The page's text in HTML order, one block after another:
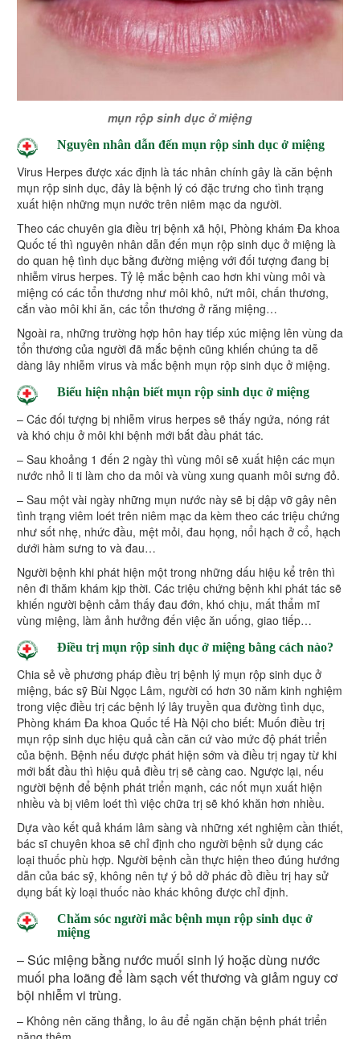
mụn rộp sinh dục ở miệng
Nguyên nhân dẫn đến mụn rộp sinh dục ở miệng
Virus Herpes được xác định là tác nhân chính gây là căn bệnh
mụn rộp sinh dục, đây là bệnh lý có đặc trưng cho tình trạng
xuất hiện những mụn nước trên niêm mạc da người.
Theo các chuyên gia điều trị bệnh xã hội, Phòng khám Đa khoa
Quốc tế thì nguyên nhân dẫn đến mụn rộp sinh dục ở miệng là
do quan hệ tình dục bằng đường miệng với đối tượng đang bị
nhiễm virus herpes. Tỷ lệ mắc bệnh cao hơn khi vùng môi và
miệng có các tổn thương như môi khô, nứt môi, chấn thương,
cắn vào môi khi ăn, các tổn thương ở răng miệng…
Ngoài ra, những trường hợp hôn hay tiếp xúc miệng lên vùng da
tổn thương của người đã mắc bệnh cũng khiến chúng ta dễ
dàng lây nhiễm virus và mắc bệnh mụn rộp sinh dục ở miệng.
Biểu hiện nhận biết mụn rộp sinh dục ở miệng
– Các đối tượng bị nhiễm virus herpes sẽ thấy ngứa, nóng rát
và khó chịu ở môi khi bệnh mới bắt đầu phát tác.
– Sau khoảng 1 đến 2 ngày thì vùng môi sẽ xuất hiện các mụn
nước nhỏ li ti làm cho da môi và vùng xung quanh môi sưng đỏ.
– Sau một vài ngày những mụn nước này sẽ bị dập vỡ gây nên
tình trạng viêm loét trên niêm mạc da kèm theo các triệu chứng
như sốt nhẹ, nhức đầu, mệt mỏi, đau họng, nổi hạch ở cổ, hạch
dưới hàm sưng to và đau…
Người bệnh khi phát hiện một trong những dấu hiệu kể trên thì
nên đi thăm khám kịp thời. Các triệu chứng bệnh khi phát tác sẽ
khiến người bệnh cảm thấy đau đớn, khó chịu, mất thẩm mĩ
vùng miệng, làm ảnh hưởng đến việc ăn uống, giao tiếp…
Điều trị mụn rộp sinh dục ở miệng bằng cách nào?
Chia sẻ về phương pháp điều trị bệnh lý mụn rộp sinh dục ở
miệng, bác sỹ Bùi Ngọc Lâm, người có hơn 30 năm kinh nghiệm
trong việc điều trị các bệnh lý lây truyền qua đường tình dục,
Phòng khám Đa khoa Quốc tế Hà Nội cho biết: Muốn điều trị
mụn rộp sinh dục hiệu quả cần căn cứ vào mức độ phát triển
của bệnh. Bệnh nếu được phát hiện sớm và điều trị ngay từ khi
mới bắt đầu thì hiệu quả điều trị sẽ càng cao. Ngược lại, nếu
người bệnh để bệnh phát triển mạnh, các nốt mụn xuất hiện
nhiều và bị viêm loét thì việc chữa trị sẽ khó khăn hơn nhiều.
Dựa vào kết quả khám lâm sàng và những xét nghiệm cần thiết,
bác sĩ chuyên khoa sẽ chỉ định cho người bệnh sử dụng các
loại thuốc phù hợp. Người bệnh cần thực hiện theo đúng hướng
dẫn của bác sỹ, không nên tự ý bỏ dở phác đồ điều trị hay sử
dụng bất kỳ loại thuốc nào khác không được chỉ định.
Chăm sóc người mắc bệnh mụn rộp sinh dục ở
miệng
– Súc miệng bằng nước muối sinh lý hoặc dùng nước
muối pha loãng để làm sạch vết thương và giảm nguy cơ
bội nhiễm vi trùng.
– Không nên căng thẳng, lo âu để ngăn chặn bệnh phát triển